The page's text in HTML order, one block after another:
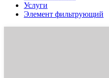
Услуги
Элемент фильтрующий